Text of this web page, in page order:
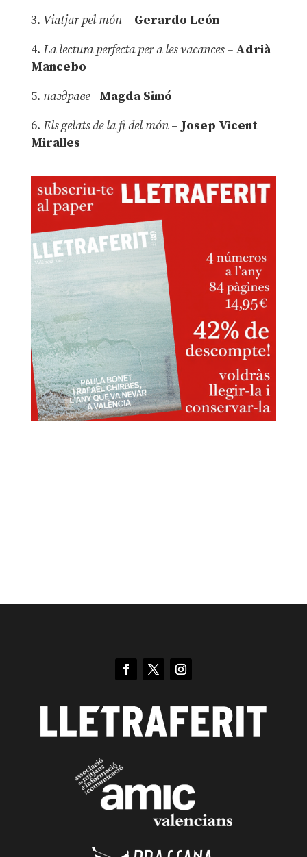
3. Viatjar pel món – Gerardo León
4. La lectura perfecta per a les vacances –Adrià
Mancebo
5. наздраве– Magda Simó
6. Els gelats de la fi del món – Josep Vicent
Miralles